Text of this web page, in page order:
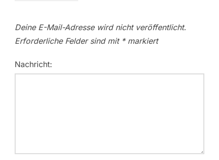
Deine E-Mail-Adresse wird nicht veröffentlicht.
Erforderliche Felder sind mit *markiert
Nachricht: